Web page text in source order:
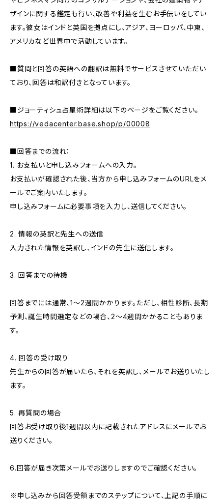
ザインに関する鑑定も行い、改善や利益を生むお手伝いをしてい
ます。彼女はインドと英国を拠点にし、アジア、ヨーロッパ、中東、
アメリカなど世界中で活動しています。
■質問と回答の英語への翻訳は無料でサービスさせていただい
ており、回答は和訳付きとなっています。
■ジョーティシュ占星術詳細は以下のページをご覧ください。
https://vedacenter.base.shop/p/00008
■回答までの流れ：
1. お支払いと申し込みフォームへの入力。
お支払いが確認された後、当方から申し込みフォームのURLをメ
ールでご案内いたします。
申し込みフォームに必要事項を入力し、送信してください。
2. 情報の英訳と先生への送信
入力された情報を英訳し、インドの先生に送信します。
3. 回答までの待機
回答までには通常、1～2週間かかります。ただし、相性診断、長期
予測、誕生時間選定などの場合、2～4週間かかることもありま
す。
4. 回答の受け取り
先生からの回答が届いたら、それを英訳し、メールでお送りいたし
ます。
5. 再質問の場合
回答お受け取り後1週間以内に記載されたアドレスにメールでお
送りください。
6.回答が届き次第メールでお送りしますのでご確認ください。
※申し込みから回答受領までのステップについて、上記の手順に